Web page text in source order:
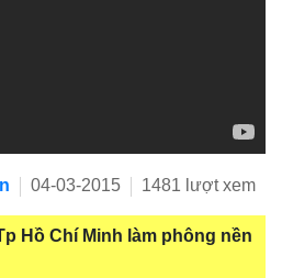
04-03-2015 1481 lượt xem
Hồ Chí Minh làm phông nền